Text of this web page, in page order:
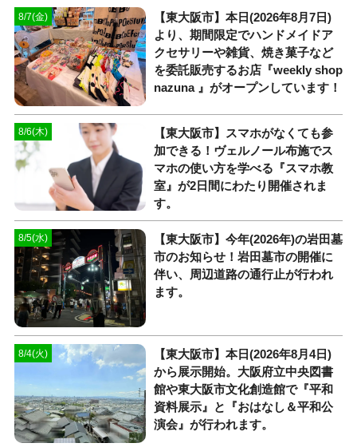
8/7(金)
【東大阪市】本日(2026年8月7日)
より、期間限定でハンドメイドア
クセサリーや雑貨、焼き菓子など
を委託販売するお店『weekly shop
nazuna 』がオープンしています！
8/6(木)
【東大阪市】スマホがなくても参
加できる！ヴェルノール布施でス
マホの使い方を学べる『スマホ教
室』が2日間にわたり開催されま
す。
8/5(水)
【東大阪市】今年(2026年)の岩田墓
市のお知らせ！岩田墓市の開催に
伴い、周辺道路の通行止が行われ
ます。
8/4(火)
【東大阪市】本日(2026年8月4日)
から展示開始。大阪府立中央図書
館や東大阪市文化創造館で『平和
資料展示』と『おはなし＆平和公
演会』が行われます。